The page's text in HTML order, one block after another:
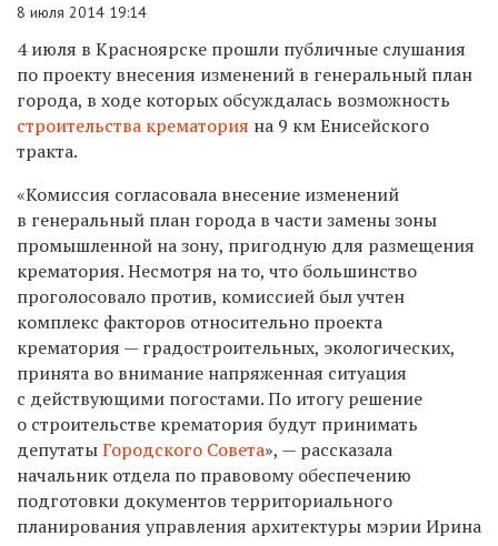
8 июля 2014 19:14
4 июля в Красноярске прошли публичные слушания
по проекту внесения изменений в генеральный план
города, в ходе которых обсуждалась возможность
строительства крематория на 9 км Енисейского
тракта.
«Комиссия согласовала внесение изменений
в генеральный план города в части замены зоны
промышленной на зону, пригодную для размещения
крематория. Несмотря на то, что большинство
проголосовало против, комиссией был учтен
комплекс факторов относительно проекта
крематория — градостроительных, экологических,
принята во внимание напряженная ситуация
с действующими погостами. По итогу решение
о строительстве крематория будут принимать
депутатыГородского Совета», — рассказала
начальник отдела по правовому обеспечению
подготовки документов территориального
планирования управления архитектуры мэрии Ирина